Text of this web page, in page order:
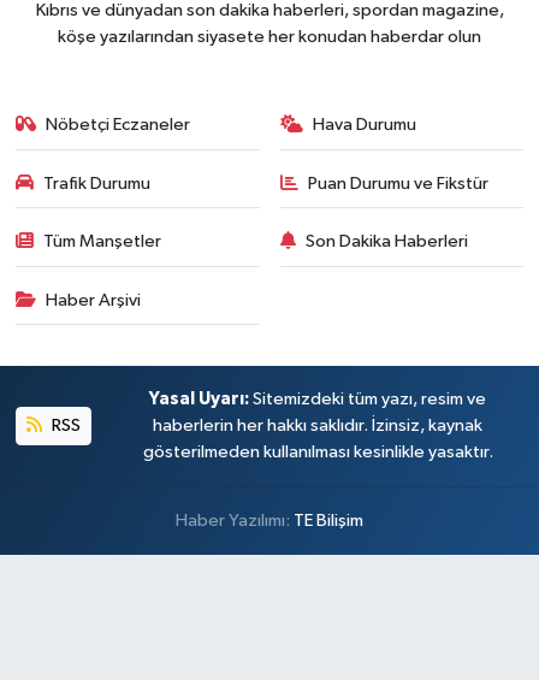
Kıbrıs ve dünyadan son dakika haberleri, spordan magazine,
köşe yazılarından siyasete her konudan haberdar olun
Nöbetçi Eczaneler Hava Durumu
Trafik Durumu Puan Durumu ve Fikstür
Tüm Manşetler Son Dakika Haberleri
Haber Arşivi
RSS
Yasal Uyarı: Sitemizdeki tüm yazı, resim ve
haberlerin her hakkı saklıdır. İzinsiz, kaynak
gösterilmeden kullanılması kesinlikle yasaktır.
Haber Yazılımı: TE Bilişim